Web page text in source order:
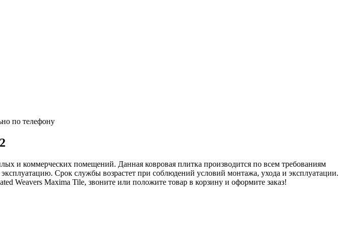
по телефону
и коммерческих помещений. Данная ковровая плитка производится по всем требованиям
Срок службы возрастет при соблюдений условий монтажа, ухода и эксплуатации.
Weavers Maxima Tile, звоните или положите товар в корзину и оформите заказ!